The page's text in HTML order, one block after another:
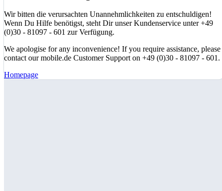
Wir bitten die verursachten Unannehmlichkeiten zu entschuldigen!
Wenn Du Hilfe benötigst, steht Dir unser Kundenservice unter +49
(0)30 - 81097 - 601 zur Verfügung.
We apologise for any inconvenience! If you require assistance, please
contact our mobile.de Customer Support on +49 (0)30 - 81097 - 601.
Homepage